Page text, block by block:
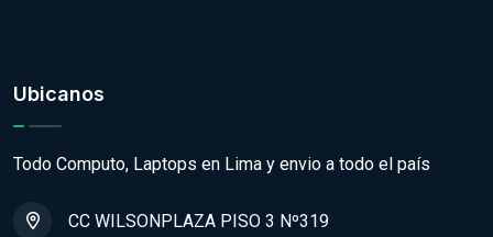
Ubicanos
Todo Computo, Laptops en Lima y envio a todo el país
CC WILSONPLAZA PISO 3 Nº319